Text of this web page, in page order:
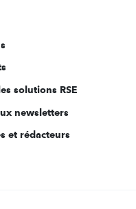
solutions RSE
newsletters
et rédacteurs